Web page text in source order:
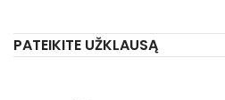
PATEIKITE UŽKLAUSĄ